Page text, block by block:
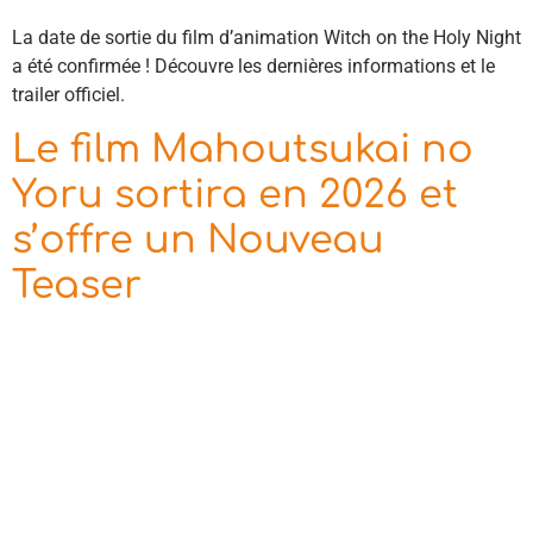
La date de sortie du film d’animation Witch on the Holy Night
a été confirmée ! Découvre les dernières informations et le
trailer officiel.
Le film Mahoutsukai no
Yoru sortira en 2026 et
s’offre un Nouveau
Teaser